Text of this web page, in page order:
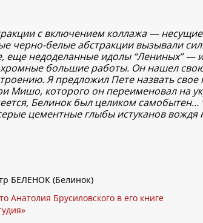
с включением коллажа —
черно-белые абстракции вызывали
недоделанные идолы “Лениных” —
большие работы. Он нашел
Я предложил Пете назвать
Мишо, которого он переименовал на
Белинок был целиком
цементные глыбы истуканов
БЕЛЕНОК (Белинок)
Анатолия Брусиловского в его книге